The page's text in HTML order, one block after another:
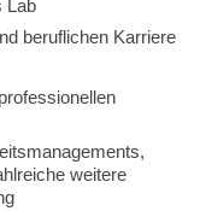
Lab
beruflichen Karriere
weitere